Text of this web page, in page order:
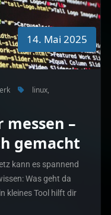
14. Mai 2025
linux,
–
gemacht
kann es spannend
Was geht da
kleines Tool hilft dir